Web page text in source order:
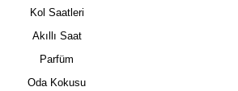
Kol Saatleri
Akıllı Saat
Parfüm
Oda Kokusu